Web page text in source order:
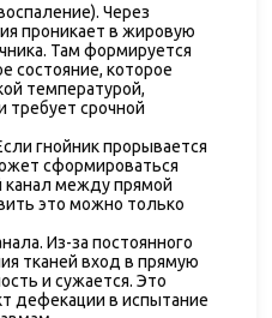
Через
проникает в жировую
Там формируется
состояние, которое
температурой,
срочной
гнойник прорывается
сформироваться
канал между прямой
это можно только
Из-за постоянного
тканей вход в прямую
и сужается. Это
дефекации в испытание